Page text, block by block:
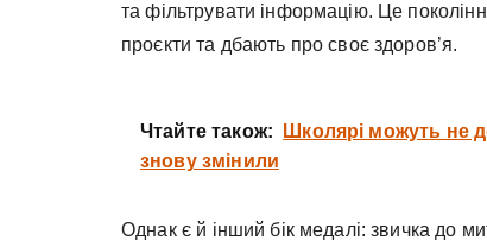
та фільтрувати інформацію. Це
проєкти та дбають про своє здоров’я.
Чтайте також:
Школярі можуть не
знову змінили
Однак є й інший бік медалі: звичка до